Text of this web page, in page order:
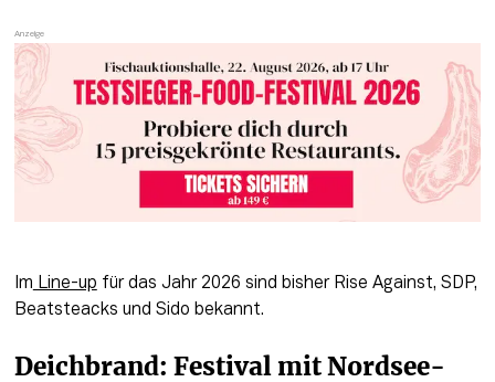
Im Line-up für das Jahr 2026 sind bisher Rise Against, SDP,
Beatsteacks und Sido bekannt.
Deichbrand: Festival mit Nordsee-